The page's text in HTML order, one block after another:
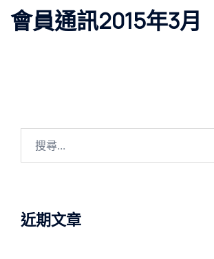
會員通訊2015年3月
字:
近期文章